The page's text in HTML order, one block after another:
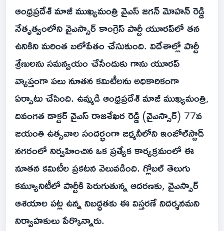
ఆంధ్రప్రదేశ్ మాజీ ముఖ్యమంత్రి వైఎస్ జగన్ మోహన్ రెడ్డి
నేతృత్వంలోని వైఎస్సార్ కాంగ్రెస్ పార్టీ యూరప్‌లో తన
ఉనికిని మరింత బలోపేతం చేసుకుంది. విదేశాల్లో పార్టీ
శ్రేణులను సమన్వయం చేసేందుకు గాను యూరప్
వ్యాప్తంగా పలు నూతన కమిటీలను అధికారికంగా
ఏర్పాటు చేసింది. ఉమ్మడి ఆంధ్రప్రదేశ్ మాజీ ముఖ్యమంత్రి,
దివంగత డాక్టర్ వైఎస్ రాజశేఖర రెడ్డి (వైఎస్సార్) 77వ
జయంతి ఉత్సవాల సందర్భంగా జర్మనీలోని ఇంజోల్‌స్టాడ్
నగరంలో నిర్వహించిన ఒక ప్రత్యేక కార్యక్రమంలో ఈ
నూతన కమిటీల ప్రకటన వెలువడింది. గ్లోబల్ తెలుగు
కమ్యూనిటీలో పార్టీకి పెరుగుతున్న ఆదరణకు, వైఎస్సార్
ఆశయాల పట్ల ఉన్న నిబద్ధతకు ఈ విస్తరణే నిదర్శనమని
నిర్వాహకులు పేర్కొన్నారు.